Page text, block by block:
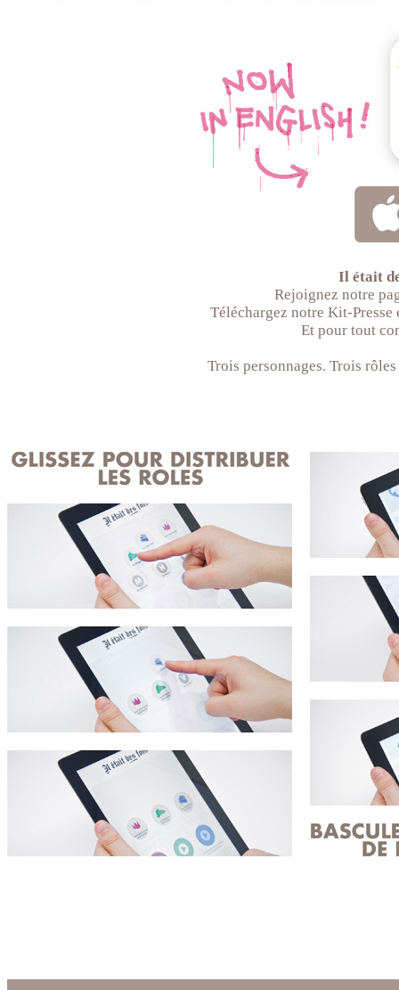
Il était
Rejoignez notre
Téléchargez notre Kit-
Et pour tout
Trois personnages. Trois